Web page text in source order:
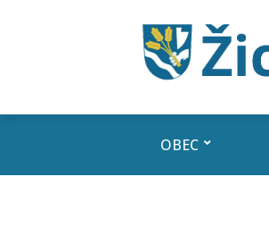
OBEC